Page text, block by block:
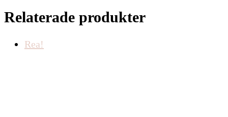
Relaterade produkter
Rea!